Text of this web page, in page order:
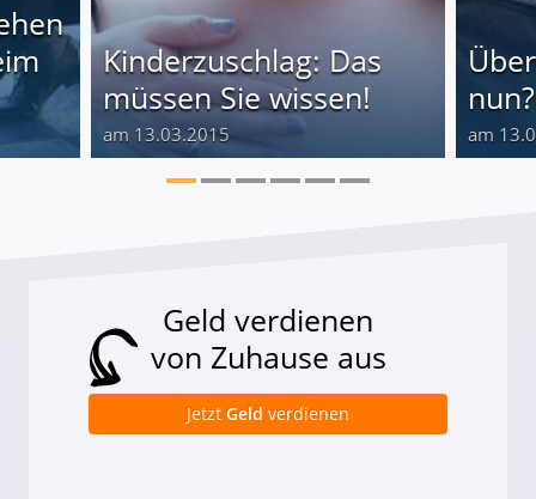
Kinderzuschlag: Das
müssen Sie wissen!
am 13.03.2015
nun?
am
Geld verdienen
von Zuhause aus
Jetzt Geld verdienen